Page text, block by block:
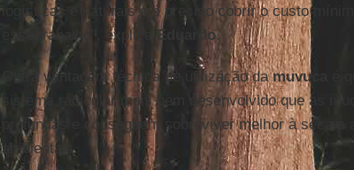
logísticas e naturais e é preciso cobrir o custo
esse trabalho", explica
Eduardo.
Outra vantagem técnica de utilização damuvuca
é
sistema radicular mais bem desenvolvido que as
profundas e conseguem sobreviver melhor à seca
ambientais.